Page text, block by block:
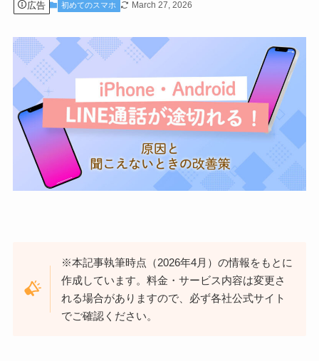
広告 初めてのスマホ March 27, 2026
※本記事執筆時点（2026年4月）の情報をもとに
作成しています。料金・サービス内容は変更さ
れる場合がありますので、必ず各社公式サイト
でご確認ください。